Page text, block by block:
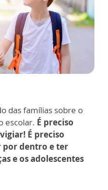
das famílias sobre o
escolar. É preciso
É preciso
por dentro e ter
e os adolescentes